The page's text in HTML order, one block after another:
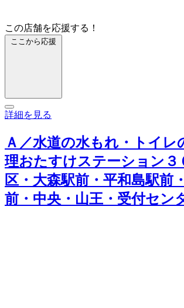
この店舗を応援する！
ここから応援
詳細を見る
Ａ／水道の水もれ・トイレ
理おたすけステーション３
区・大森駅前・平和島駅前
前・中央・山王・受付セン